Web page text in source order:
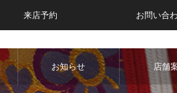
来店予約 お問い合
お知らせ 店舗